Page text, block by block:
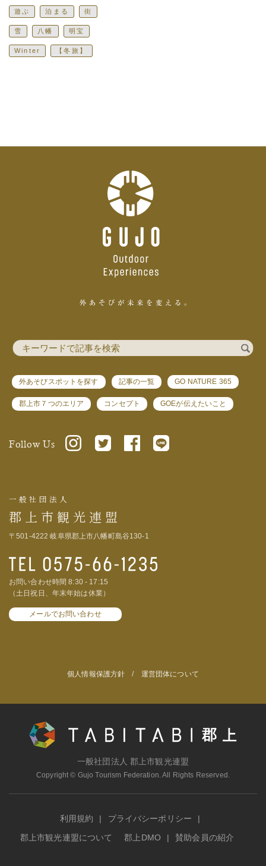
遊ぶ 泊まる 街
雪 八幡 明宝
Winter 【冬旅】
一般社団法人
郡上市観光連盟
〒501-4222 岐阜県郡上市八幡町島谷130-1
お問い合わせ時間 8:30 - 17:15
（土日祝日、年末年始は休業）
メールでお問い合わせ
外あそびスポットを探す 記事の一覧 GO NATURE 365
郡上市７つのエリア コンセプト GOEが伝えたいこと
Follow Us
個人情報保護方針 / 運営団体について
一般社団法人 郡上市観光連盟
Copyright © Gujo Tourism Federation. All Rights Reserved.
利用規約
プライバシーポリシー
郡上市観光連盟について
郡上DMO 賛助会員の紹介